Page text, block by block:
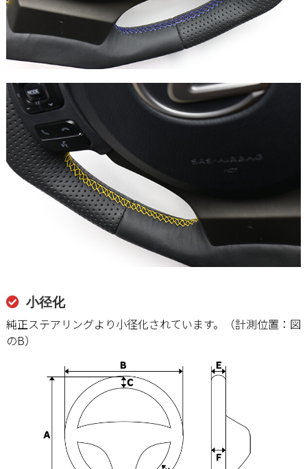
小径化
純正ステアリングより小径化されています。（計測位置：図
のB）